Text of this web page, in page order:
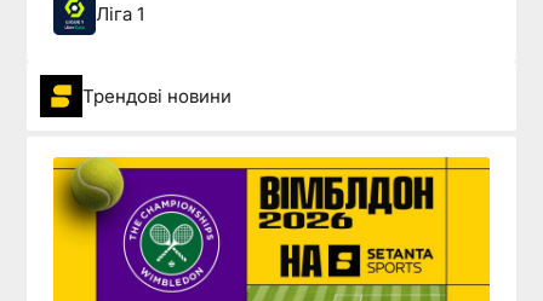
Ліга 1
Трендові новини